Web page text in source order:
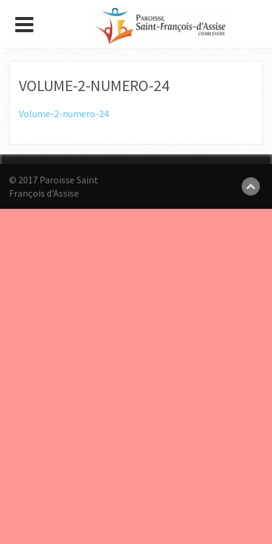
VOLUME-2-NUMERO-24
Volume-2-numero-24
© 2017 Paroisse Saint
François d'Assise